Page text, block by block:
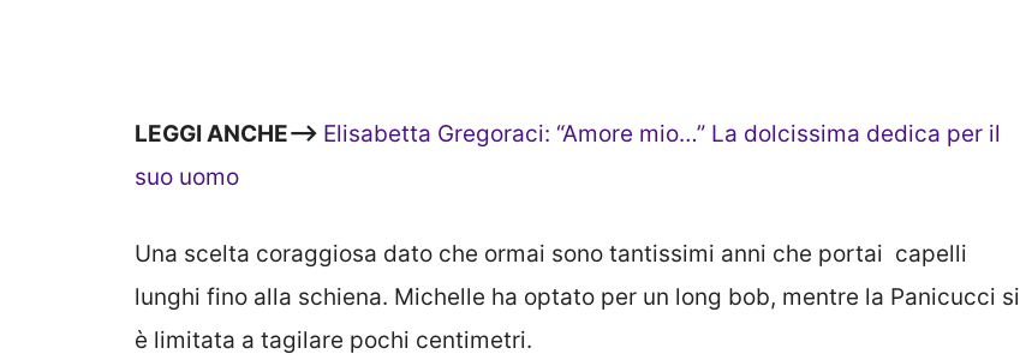
LEGGI ANCHE—> Elisabetta Gregoraci: “Amore mio…” La dolcissima dedica per il
suo uomo
Una scelta coraggiosa dato che ormai sono tantissimi anni che portai capelli
lunghi fino alla schiena. Michelle ha optato per un long bob, mentre la Panicucci si
è limitata a tagilare pochi centimetri.